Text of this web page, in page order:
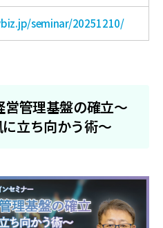
seminar/20251210/
管理基盤の確立～
立ち向かう術～